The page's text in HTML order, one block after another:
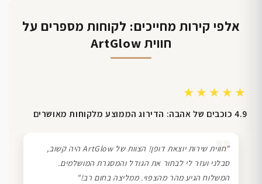
אלפי קירות מחייכים: לקוחות מספרים על
חווית ArtGlow
★★★★★
4.9 כוכבים של אהבה: הדירוג הממוצע מלקוחות מאושרים
❞
"חווית שירות יוצאת דופן! הצוות של ArtGlow היה קשוב,
סבלני ועזר לי לבחור את הגודל והמסגרת המושלמים.
המשלוח הגיע מהר מהצפוי. ממליצה בחום רב!"